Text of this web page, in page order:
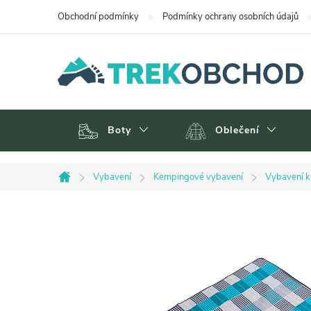
Obchodní podmínky Podmínky ochrany osobních údajů
Boty Oblečení
Domů
Vybavení Kempingové vybavení Vybavení